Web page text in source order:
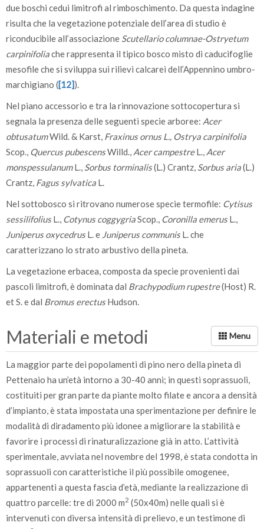
due boschi cedui limitrofi al rimboschimento. Da questa indagine
risulta che la vegetazione potenziale dell’area di studio è
riconducibile all’associazione Scutellario columnae-Ostryetum
carpinifoliache rappresenta il tipico bosco misto di caducifoglie
mesofile che si sviluppa sui rilievi calcarei dell’Appennino umbro-
marchigiano ([12]).
Nel piano accessorio e tra la rinnovazione sottocopertura si
segnala la presenza delle seguenti specie arboree: Acer
obtusatumWild. & Karst, Fraxinus ornus L., Ostrya carpinifolia
Scop., Quercus pubescensWilld., Acer campestreL., Acer
monspessulanumL., Sorbus torminalis(L.) Crantz, Sorbus aria(L.)
Crantz, Fagus sylvatica L.
Nel sottobosco si ritrovano numerose specie termofile: Cytisus
sessilifoliusL., Cotynus coggygriaScop., Coronilla emerusL.,
Juniperus oxycedrusL. e Juniperus communisL. che
caratterizzano lo strato arbustivo della pineta.
La vegetazione erbacea, composta da specie provenienti dai
pascoli limitrofi, è dominata dal Brachypodium rupestre(Host) R.
et S. e dal Bromus erectusHudson.
Materiali e metodi
La maggior parte dei popolamenti di pino nero della pineta di
Pettenaio ha un’età intorno a 30-40 anni; in questi soprassuoli,
costituiti per gran parte da piante molto filate e ancora a densità
d’impianto, è stata impostata una sperimentazione per definire le
modalità di diradamento più idonee a migliorare la stabilità e
favorire i processi di rinaturalizzazione già in atto. L’attività
sperimentale, avviata nel novembre del 1998, è stata condotta in
soprassuoli con caratteristiche il più possibile omogenee,
appartenenti a questa fascia d’età, mediante la realizzazione di
quattro parcelle: tre di 2000 m2 (50x40m) nelle quali si è
intervenuti con diversa intensità di prelievo, e un testimone di